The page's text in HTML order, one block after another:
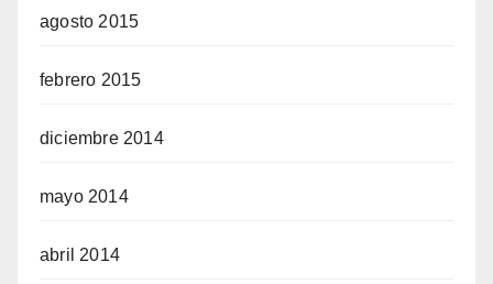
agosto 2015
febrero 2015
diciembre 2014
mayo 2014
abril 2014